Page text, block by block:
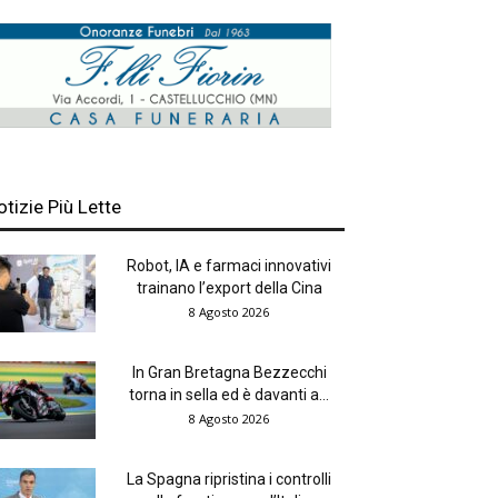
Più Lette
Robot, IA e farmaci innovativi
trainano l’export della Cina
8 Agosto 2026
In Gran Bretagna Bezzecchi
torna in sella ed è davanti a...
8 Agosto 2026
La Spagna ripristina i controlli